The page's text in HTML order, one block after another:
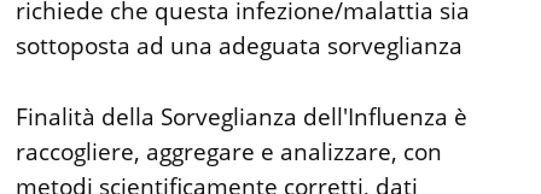
richiede che questa infezione/malattia sia
sottoposta ad una adeguata sorveglianza
Finalità della Sorveglianza dell'Influenza è
raccogliere, aggregare e analizzare, con
metodi scientificamente corretti, dati